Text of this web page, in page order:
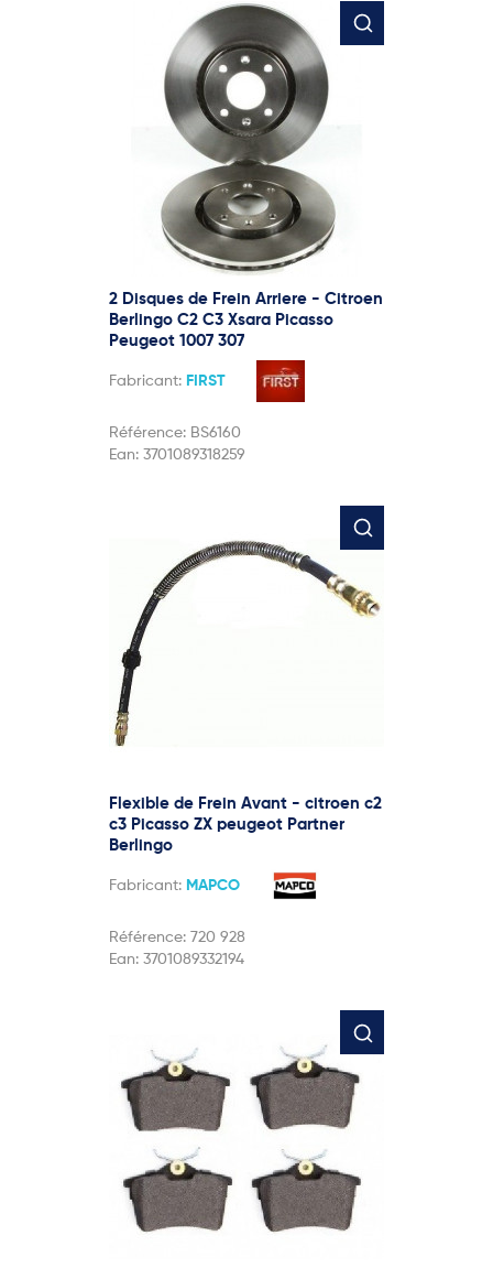
2 Disques de Frein Arriere - Citroen
Berlingo C2 C3 Xsara Picasso
Peugeot 1007 307
Fabricant: FIRST
Référence: BS6160
Ean: 3701089318259
Flexible de Frein Avant - citroen c2
c3 Picasso ZX peugeot Partner
Berlingo
Fabricant: MAPCO
Référence: 720 928
Ean: 3701089332194